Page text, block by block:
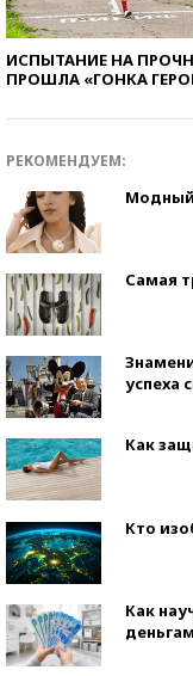
ИСПЫТАНИЕ НА
ПРОШЛА «ГОНКА
РЕКОМЕНДУЕМ:
Модный
Самая
успеха
Как
Кто
Как